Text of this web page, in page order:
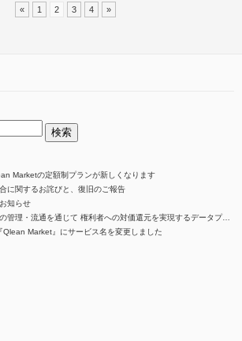
« 1 2 3 4 »
Marketの定額制プランが新しくなります
に関するお詫びと、復旧のご報告
知らせ
権利クリアなビジュアル素材の管理・流通を通じて 権利者への対価還元を実現するデータプラットフォーム『Qlean（キュリン）』を整備
Qlean Market』にサービス名を変更しました